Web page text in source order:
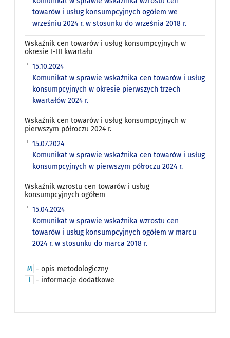
towarów i usług konsumpcyjnych ogółem we
wrześniu 2024 r. w stosunku do września 2018 r.
Wskaźnik cen towarów i usług konsumpcyjnych w
okresie I-III kwartału
15.10.2024
Komunikat w sprawie wskaźnika cen towarów i usług
konsumpcyjnych w okresie pierwszych trzech
kwartałów 2024 r.
Wskaźnik cen towarów i usług konsumpcyjnych w
pierwszym półroczu 2024 r.
15.07.2024
Komunikat w sprawie wskaźnika cen towarów i usług
konsumpcyjnych w pierwszym półroczu 2024 r.
Wskaźnik wzrostu cen towarów i usług
konsumpcyjnych ogółem
15.04.2024
Komunikat w sprawie wskaźnika wzrostu cen
towarów i usług konsumpcyjnych ogółem w marcu
2024 r. w stosunku do marca 2018 r.
M - opis metodologiczny
i - informacje dodatkowe